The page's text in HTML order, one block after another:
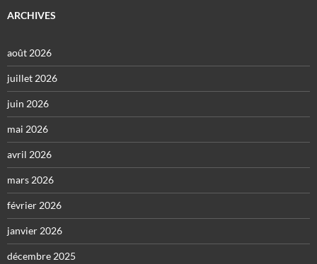
ARCHIVES
août 2026
juillet 2026
juin 2026
mai 2026
avril 2026
mars 2026
février 2026
janvier 2026
décembre 2025